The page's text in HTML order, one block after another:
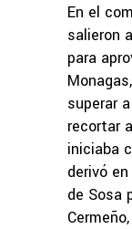
En el
salieron
para
superar
recortar
iniciaba
derivó
de Sosa